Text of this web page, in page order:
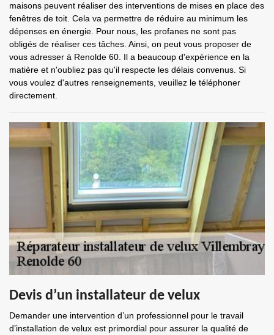
maisons peuvent réaliser des interventions de mises en place des
fenêtres de toit. Cela va permettre de réduire au minimum les
dépenses en énergie. Pour nous, les profanes ne sont pas
obligés de réaliser ces tâches. Ainsi, on peut vous proposer de
vous adresser à Renolde 60. Il a beaucoup d'expérience en la
matière et n'oubliez pas qu'il respecte les délais convenus. Si
vous voulez d'autres renseignements, veuillez le téléphoner
directement.
Devis d’un installateur de velux
Demander une intervention d’un professionnel pour le travail
d’installation de velux est primordial pour assurer la qualité de